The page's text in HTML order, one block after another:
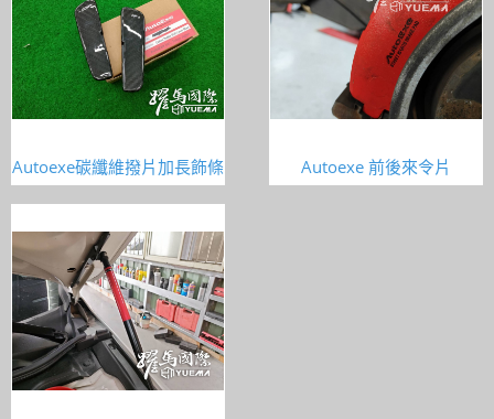
Autoexe碳纖維撥片加長飾條 Autoexe 前後來令片